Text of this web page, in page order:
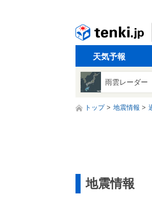
天気予報
雨雲レーダー
トップ 地震情報
地震情報